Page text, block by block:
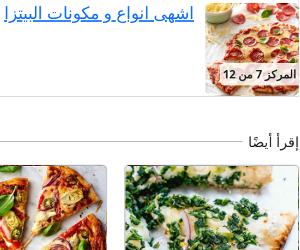
المركز 7 من 12
اشهى انواع و مكونات البيتزا
إقرأ أيضًا